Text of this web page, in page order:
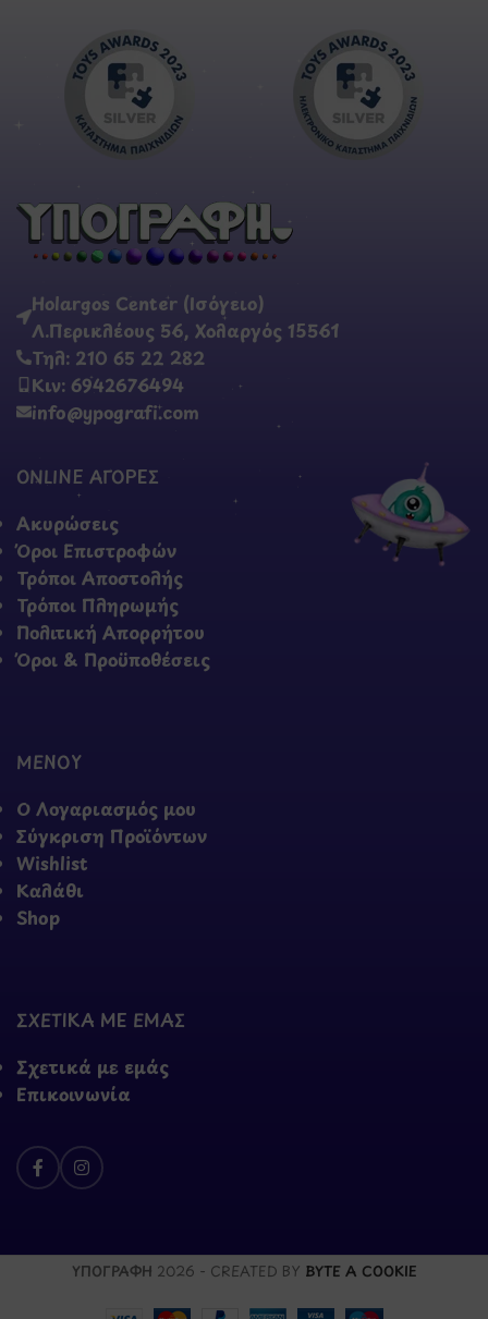
Holargos Center (Ισόγειο)
Λ.Περικλέους 56, Χολαργός 15561
Τηλ: 210 65 22 282
Κιν: 6942676494
info@ypografi.com
ONLINE ΑΓΟΡΕΣ
Ακυρώσεις
Όροι Επιστροφών
Τρόποι Αποστολής
Τρόποι Πληρωμής
Πολιτική Απορρήτου
Όροι & Προϋποθέσεις
ΜΕΝΟΥ
Ο Λογαριασμός μου
Σύγκριση Προϊόντων
Wishlist
Καλάθι
Shop
ΣΧΕΤΙΚΑ ΜΕ ΕΜΑΣ
Σχετικά με εμάς
Επικοινωνία
ΥΠΟΓΡΑΦΗ 2026 - CREATED BY BYTE A COOKIE